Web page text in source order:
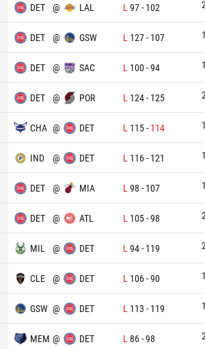
DET @ LAL L 97- 102
DET @ GSW L 127- 107
DET @ SAC L 100-94
DET @ POR L 124- 125
CHA @ DET L 115- 114
IND @ DET L 116- 121
DET @ MIA L 98 - 107
DET @ ATL L 105-98
MIL @ DET L 94- 119
CLE @ DET L 106-90
GSW @ DET L 113 - 119
MEM @ DET L 86-98